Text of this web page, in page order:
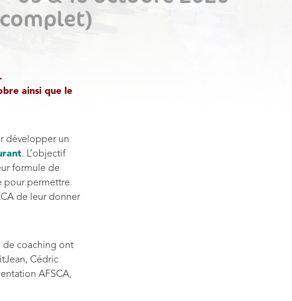
ainsi que le
développer un
. L’objectif
formule de
pour permettre
de leur donner
de coaching ont
Cédric
AFSCA,